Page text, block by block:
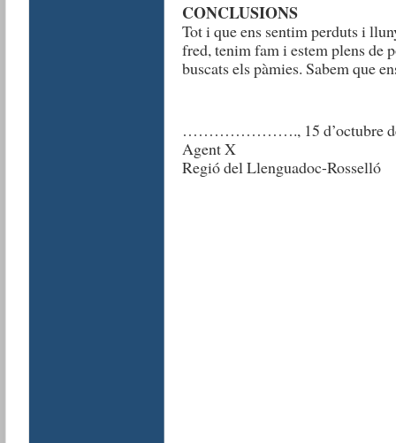
CONCLUSIONS
Tot i que ens sentim perduts i
fred, tenim fam i estem plens de
buscats els pàmies. Sabem que
…………………., 15 d’octubre
Agent X
Regió del Llenguadoc-Rosselló